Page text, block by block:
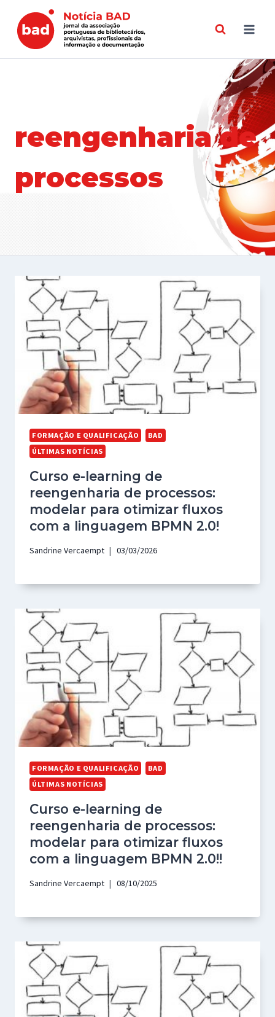
content
reengenharia de
processos
FORMAÇÃO E QUALIFICAÇÃO
BAD
ÚLTIMAS NOTÍCIAS
Curso e-learning de
reengenharia de processos:
modelar para otimizar fluxos
com a linguagem BPMN 2.0!
Sandrine Vercaempt 03/03/2026
FORMAÇÃO E QUALIFICAÇÃO
BAD
ÚLTIMAS NOTÍCIAS
Curso e-learning de
reengenharia de processos:
modelar para otimizar fluxos
com a linguagem BPMN 2.0!!
Sandrine Vercaempt 08/10/2025